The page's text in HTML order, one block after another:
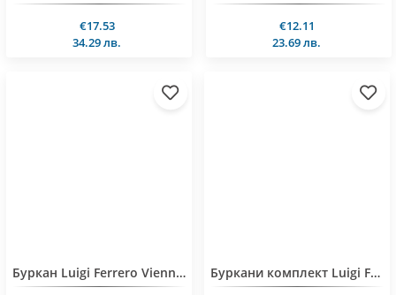
€17.53
34.29 лв.
€12.11
23.69 лв.
Буркан Luigi Ferrero Vienna FR-4105 1.05L Буркани комплект Luigi Ferrero Vienna FR-4137 700ml 3 броя